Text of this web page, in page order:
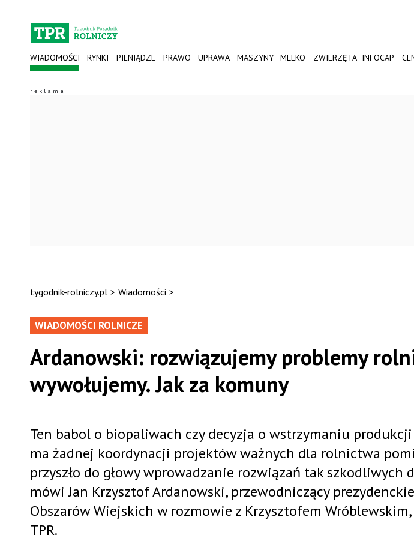
WIADOMOŚCI RYNKI PIENIĄDZE PRAWO UPRAWA MASZYNY MLEKO ZWIERZĘTA INFOCAP
tygodnik-rolniczy.pl > Wiadomości >
WIADOMOŚCI ROLNICZE
Ardanowski: rozwiązujemy problemy
wywołujemy. Jak za komuny
Ten babol o biopaliwach czy decyzja o wstrzymaniu
ma żadnej koordynacji projektów ważnych dla rolnictwa
przyszło do głowy wprowadzanie rozwiązań tak
mówi Jan Krzysztof Ardanowski, przewodniczący
Obszarów Wiejskich w rozmowie z Krzysztofem
TPR.